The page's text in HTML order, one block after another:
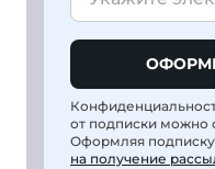
от подписки можно
Оформляя
на получение